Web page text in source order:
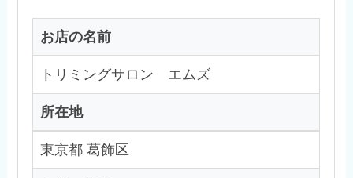
お店の名前
トリミングサロン エムズ
所在地
東京都 葛飾区